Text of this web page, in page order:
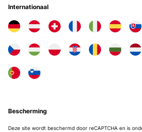
Internationaal
Bescherming
Deze site wordt beschermd door reCAPTCHA en is